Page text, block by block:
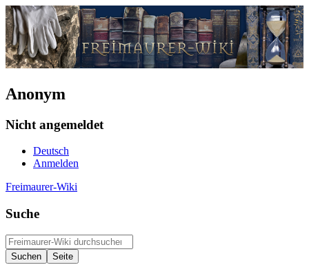
Anonym
Nicht angemeldet
Deutsch
Anmelden
Freimaurer-Wiki
Suche